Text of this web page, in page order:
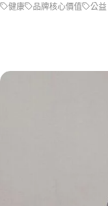
健康 品牌核心價值 公益